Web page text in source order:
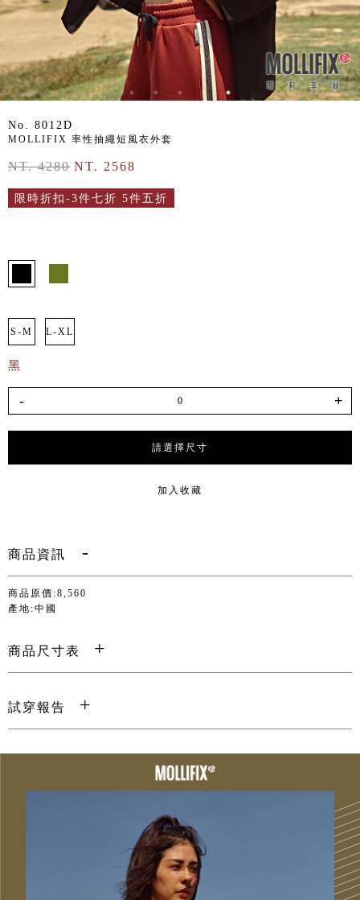
No. 8012D
MOLLIFIX 率性抽繩短風衣外套
NT. 4280 NT. 2568
限時折扣-3件七折 5件五折
S-M L-XL
黑
- +
請選擇尺寸
加入收藏
商品資訊
商品原價:8,560
產地:中國
商品尺寸表
試穿報告